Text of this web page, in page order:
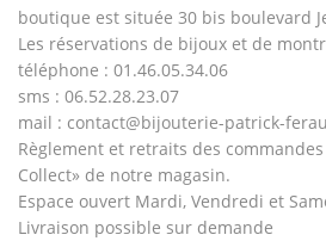
boutique est située 30 bis boulevard
Les réservations de bijoux et de
téléphone : 01.46.05.34.06
sms : 06.52.28.23.07
mail : contact@bijouterie-patrick-
Règlement et retraits des commandes
Collect» de notre magasin.
Espace ouvert Mardi, Vendredi et
Livraison possible sur demande